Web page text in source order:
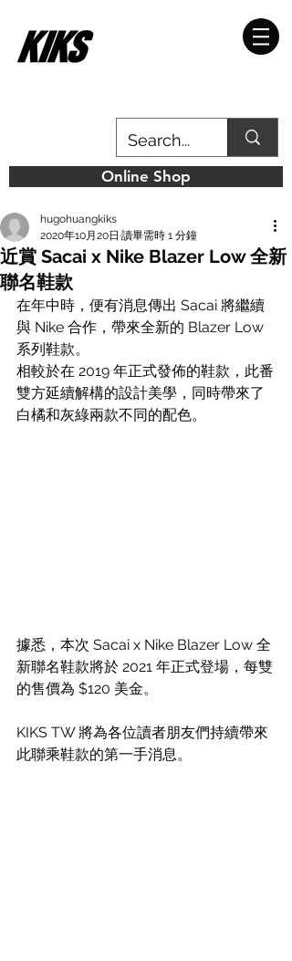
Online Shop
近賞 Sacai x Nike Blazer Low 全新
聯名鞋款
hugohuangkiks
2020年10月20日 讀畢需時 1 分鐘
在年中時，便有消息傳出 Sacai 將繼續
與 Nike 合作，帶來全新的 Blazer Low
系列鞋款。
相較於在 2019 年正式發佈的鞋款，此番
雙方延續解構的設計美學，同時帶來了
白橘和灰綠兩款不同的配色。
據悉，本次 Sacai x Nike Blazer Low 全
新聯名鞋款將於 2021 年正式登場，每雙
的售價為 $120 美金。
KIKS TW 將為各位讀者朋友們持續帶來
此聯乘鞋款的第一手消息。